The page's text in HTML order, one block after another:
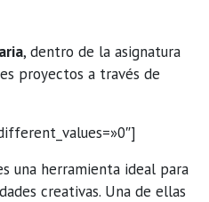
, dentro de la asignatura
proyectos a través de
una herramienta ideal para
creativas. Una de ellas